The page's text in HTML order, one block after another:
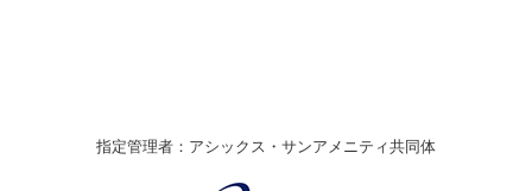
伊丹市総合体育大会 バレーボール大会が開催されました
指定管理者：アシックス・サンアメニティ共同体